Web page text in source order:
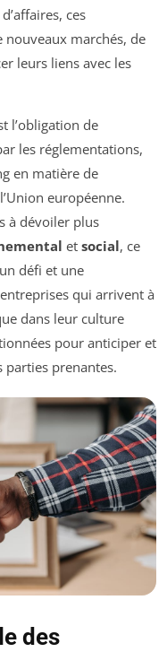
ces
nouveaux marchés, de
leurs liens avec les
l’obligation de
les réglementations,
en matière de
européenne.
à dévoiler plus
et social, ce
défi et une
qui arrivent à
dans leur culture
pour anticiper et
parties prenantes.
des